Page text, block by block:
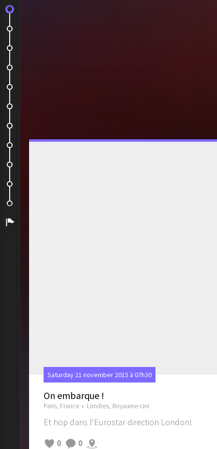
La reine habite ici?
Saturday 21 november 2015 à 07h30
On embarque !
Paris, France › Londres, Royaume-Uni
Et hop dans l'Eurostar direction London!
0
0